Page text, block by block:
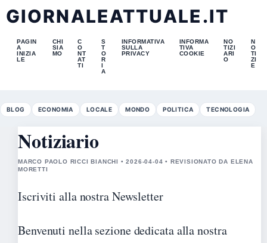
GIORNALEATTUALE.IT
PAGIN
A
INIZIA
LE
CHI
SIA
MO
C
O
NT
AT
TI
S
T
O
R
I
A
INFORMATIVA
SULLA
PRIVACY
INFORMA
TIVA
COOKIE
NO
TIZI
ARI
O
N
O
TI
ZI
E
BLOG ECONOMIA LOCALE MONDO POLITICA TECNOLOGIA
Notiziario
MARCO PAOLO RICCI BIANCHI • 2026-04-04 • REVISIONATO DA ELENA
MORETTI
Iscriviti alla nostra Newsletter
Benvenuti nella sezione dedicata alla nostra